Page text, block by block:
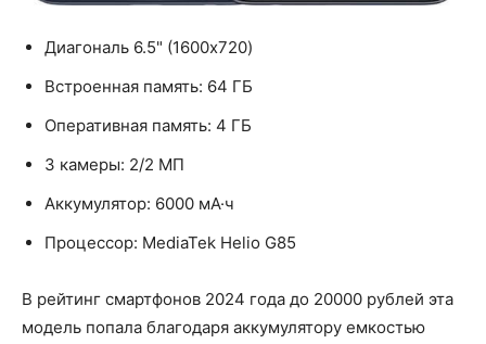
Диагональ 6.5" (1600x720)
Встроенная память: 64 ГБ
Оперативная память: 4 ГБ
3 камеры: 2/2 МП
Аккумулятор: 6000 мА·ч
Процессор: MediaTek Helio G85
В рейтинг смартфонов 2024 года до 20000 рублей эта
модель попала благодаря аккумулятору емкостью